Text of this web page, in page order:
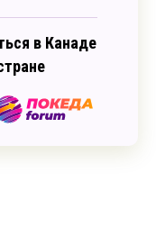
в Канаде